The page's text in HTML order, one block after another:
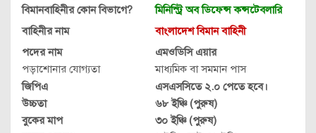
বিমানবাহিনীর কোন বিভাগে?
মিনিস্ট্রি অব ডিফেন্স কন্সটেবলারি
বাহিনীর নাম
বাংলাদেশ বিমান বাহিনী
পদের নাম
এমওডিসি এয়ার
পড়াশোনার যোগ্যতা
মাধ্যমিক বা সমমান পাস
জিপিএ
এসএসসিতে ২.০ পেতে হবে।
উচ্চতা
৬৮ ইঞ্চি (পুরুষ)
বুকের মাপ
৩০ ইঞ্চি (পুরুষ)